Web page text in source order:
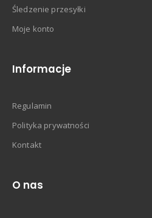
Śledzenie przesyłki
Moje konto
Informacje
Regulamin
Polityka prywatności
Kontakt
O nas